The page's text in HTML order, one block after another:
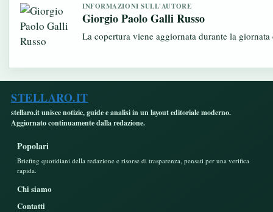
INFORMAZIONI SULL'AUTORE
Giorgio Paolo Galli Russo
La copertura viene aggiornata durante la
STELLARO.IT
stellaro.it unisce notizie, guide e analisi in un layout editoriale moderno.
Aggiornato continuamente dalla redazione.
Popolari
Briefing quotidiani della redazione e risorse di trasparenza, pensati per una verifica
rapida.
Chi siamo
Contatti